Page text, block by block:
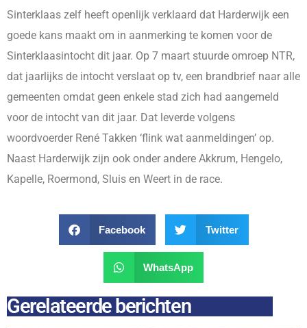
Sinterklaas zelf heeft openlijk verklaard dat Harderwijk een
goede kans maakt om in aanmerking te komen voor de
Sinterklaasintocht dit jaar. Op 7 maart stuurde omroep NTR,
dat jaarlijks de intocht verslaat op tv, een brandbrief naar alle
gemeenten omdat geen enkele stad zich had aangemeld
voor de intocht van dit jaar. Dat leverde volgens
woordvoerder René Takken ‘flink wat aanmeldingen’ op.
Naast Harderwijk zijn ook onder andere Akkrum, Hengelo,
Kapelle, Roermond, Sluis en Weert in de race.
Facebook Twitter
WhatsApp
Gerelateerde berichten